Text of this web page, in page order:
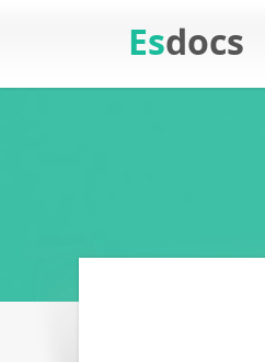
Esdocs